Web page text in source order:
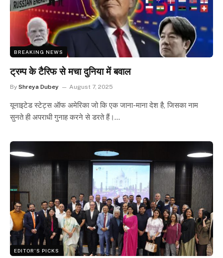
BREAKING NEWS
ट्रम्प के टैरिफ से मचा दुनिया में बवाल
By Shreya Dubey August 7, 2025
यूनाइटेड स्टेट्स ऑफ अमेरिका जो कि एक जाना-माना देश है, जिसका नाम
सुनते ही अपराधी गुनाह करने से डरते हैं।…
EDITOR'S PICKS